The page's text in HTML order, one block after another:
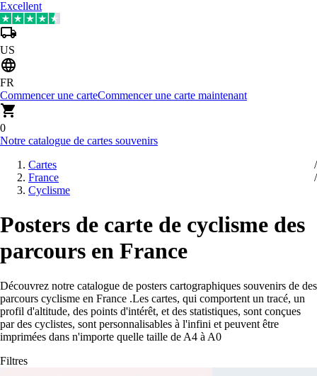
Excellent
US
FR
Commencer une carteCommencer une carte maintenant
0
Notre catalogue de cartes souvenirs
Cartes
France
Cyclisme
Posters de carte de cyclisme des
parcours en France
Découvrez notre catalogue de posters cartographiques souvenirs de des
parcours cyclisme en France .Les cartes, qui comportent un tracé, un
profil d'altitude, des points d'intérêt, et des statistiques, sont conçues
par des cyclistes, sont personnalisables à l'infini et peuvent être
imprimées dans n'importe quelle taille de A4 à A0
Filtres